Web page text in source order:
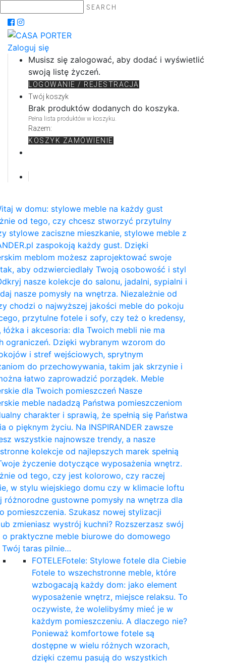
SEARCH
Zaloguj się
Musisz się zalogować, aby dodać i wyświetlić
swoją listę życzeń.
LOGOWANIE / REJESTRACJA
Twój koszyk
Brak produktów dodanych do koszyka.
Pełna lista produktów w koszyku.
Razem:
KOSZYK ZAMÓWIENIE
w domu: stylowe meble na każdy gust
od tego, czy chcesz stworzyć przytulny
stylowe zaciszne mieszkanie, stylowe meble z
zaspokoją każdy gust. Dzięki
meblom możesz zaprojektować swoje
aby odzwierciedlały Twoją osobowość i styl
nasze kolekcje do salonu, jadalni, sypialni i
nasze pomysły na wnętrza. Niezależnie od
chodzi o najwyższej jakości meble do pokoju
przytulne fotele i sofy, czy też o kredensy,
i akcesoria: dla Twoich mebli nie ma
ograniczeń. Dzięki wybranym wzorom do
i stref wejściowych, sprytnym
do przechowywania, takim jak skrzynie i
łatwo zaprowadzić porządek. Meble
dla Twoich pomieszczeń Nasze
meble nadadzą Państwa pomieszczeniom
charakter i sprawią, że spełnią się Państwa
o pięknym życiu. Na INSPIRANDER zawsze
wszystkie najnowsze trendy, a nasze
kolekcje od najlepszych marek spełnią
życzenie dotyczące wyposażenia wnętrz.
od tego, czy jest kolorowo, czy raczej
w stylu wiejskiego domu czy w klimacie loftu
różnorodne gustowne pomysły na wnętrza dla
pomieszczenia. Szukasz nowej stylizacji
zmieniasz wystrój kuchni? Rozszerzasz swój
o praktyczne meble biurowe do domowego
Twój taras pilnie…
FOTELEFotele: Stylowe fotele dla Ciebie
Fotele to wszechstronne meble, które
wzbogacają każdy dom: jako element
wyposażenie wnętrz, miejsce relaksu. To
oczywiste, że wolelibyśmy mieć je w
każdym pomieszczeniu. A dlaczego nie?
Ponieważ komfortowe fotele są
dostępne w wielu różnych wzorach,
dzięki czemu pasują do wszystkich